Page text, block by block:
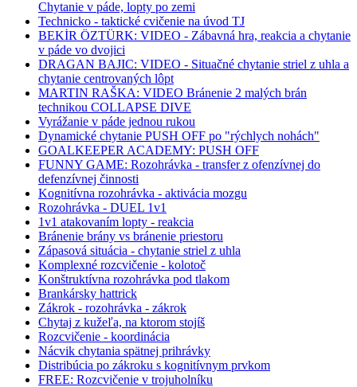
Chytanie v páde, lopty po zemi
Technicko - taktické cvičenie na úvod TJ
BEKİR ÖZTÜRK: VIDEO - Zábavná hra, reakcia a chytanie
v páde vo dvojici
DRAGAN BAJIC: VIDEO - Situačné chytanie striel z uhla a
chytanie centrovaných lôpt
MARTIN RAŠKA: VIDEO Bránenie 2 malých brán
technikou COLLAPSE DIVE
Vyrážanie v páde jednou rukou
Dynamické chytanie PUSH OFF po "rýchlych nohách"
GOALKEEPER ACADEMY: PUSH OFF
FUNNY GAME: Rozohrávka - transfer z ofenzívnej do
defenzívnej činnosti
Kognitívna rozohrávka - aktivácia mozgu
Rozohrávka - DUEL 1v1
1v1 atakovaním lopty - reakcia
Bránenie brány vs bránenie priestoru
Zápasová situácia - chytanie striel z uhla
Komplexné rozcvičenie - kolotoč
Konštruktívna rozohrávka pod tlakom
Brankársky hattrick
Zákrok - rozohrávka - zákrok
Chytaj z kužeľa, na ktorom stojíš
Rozcvičenie - koordinácia
Nácvik chytania spätnej prihrávky
Distribúcia po zákroku s kognitívnym prvkom
FREE: Rozcvičenie v trojuholníku